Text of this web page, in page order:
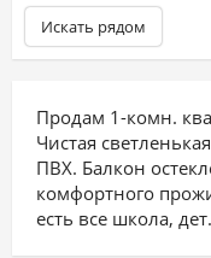
Искать рядом
Продам 1-комн.
Чистая
ПВХ. Балкон
комфортного
есть все школа,